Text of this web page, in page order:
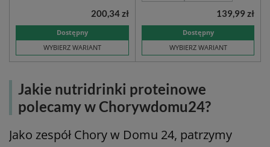
Dostępny
WYBIERZ WARIANT
200,34 zł
Dostępny
WYBIERZ WARIANT
139,99 zł
Jakie nutridrinki proteinowe
polecamy w Chorywdomu24?
Jako zespół Chory w Domu 24, patrzymy